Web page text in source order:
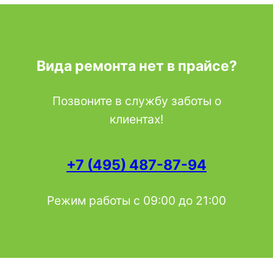
Вида ремонта нет в прайсе?
Позвоните в службу заботы о
клиентах!
+7 (495) 487-87-94
Режим работы с 09:00 до 21:00